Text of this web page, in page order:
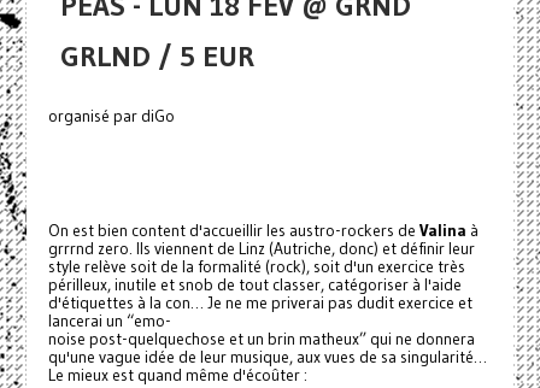
GRLND / 5 EUR
organisé par diGo
On est bien content d'accueillir les austro-rockers de Valina à
grrrnd zero. Ils viennent de Linz (Autriche, donc) et définir leur
style relève soit de la formalité (rock), soit d'un exercice très
périlleux, inutile et snob de tout classer, catégoriser à l'aide
d'étiquettes à la con… Je ne me priverai pas dudit exercice et
lancerai un “emo-
noise post-quelquechose et un brin matheux” qui ne donnera
qu'une vague idée de leur musique, aux vues de sa singularité…
Le mieux est quand même d'écoûter :